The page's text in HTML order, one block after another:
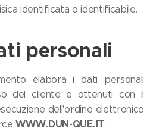
identificata o identificabile.
personali
elabora i dati personali
del cliente e ottenuti con il
dell'ordine elettronico
WWW.DUN-QUE.IT.;